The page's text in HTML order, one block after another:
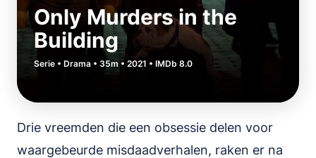
Only Murders in the
Building
Serie • Drama • 35m • 2021 • IMDb 8.0
Drie vreemden die een obsessie delen voor
waargebeurde misdaadverhalen, raken er na